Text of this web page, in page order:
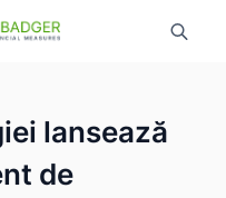
lansează
de